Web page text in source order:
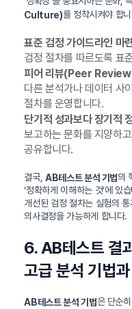
Culture)를 정착시켜야 합
표준 검정 가이드라인 마
검정 절차를 따르도록 표
피어 리뷰(Peer
다른 분석가나 데이터 사
절차를 운영합니다.
단기적 성과보다 장기적
보고하는 문화를 지양하
공유합니다.
결국, AB테스트 분석 기법의
‘정확하게 이해하는 것’에 있
개선된 검정 절차는 실험의
의사결정을 가능하게 합니다.
6. AB테스트 결
고급 분석 기법
AB테스트 분석 기법은 단순